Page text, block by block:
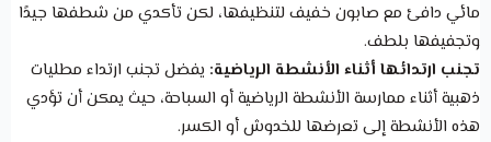
مائي دافئ مع صابون خفيف لتنظيفها، لكن تأكدي من شطفها جيدًا
وتجفيفها بلطف.
تجنب ارتدائها أثناء الأنشطة الرياضية: يفضل تجنب ارتداء مطليات
ذهبية أثناء ممارسة الأنشطة الرياضية أو السباحة، حيث يمكن أن تؤدي
هذه الأنشطة إلى تعرضها للخدوش أو الكسر.